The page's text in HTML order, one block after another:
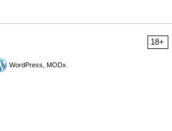
18+
WordPress, MODx.